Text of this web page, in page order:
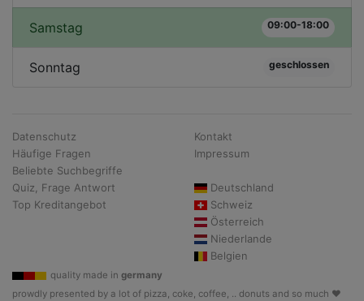
Samstag 09:00-18:00
Sonntag geschlossen
Datenschutz
Häufige Fragen
Beliebte Suchbegriffe
Quiz, Frage Antwort
Top Kreditangebot
Kontakt
Impressum
Deutschland
Schweiz
Österreich
Niederlande
Belgien
quality made in germany
prowdly presented by a lot of pizza, coke, coffee, .. donuts and so much ♥